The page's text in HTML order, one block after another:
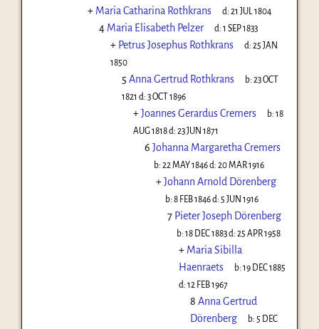
+ Maria Catharina Rothkrans d:21 JUL 1804
4 Maria Elisabeth Pelzer d:1 SEP 1833
+ Petrus Josephus Rothkrans d:25 JAN
1850
5 Anna Gertrud Rothkrans b:23 OCT
1821 d: 3 OCT 1896
+Joannes Gerardus Cremers b:18
AUG 1818d: 23 JUN 1871
6 Johanna Margaretha Cremers
b:22 MAY 1846d:20 MAR 1916
+Johann Arnold Dörenberg
b:8 FEB 1846d: 5 JUN 1916
7 Pieter Joseph Dörenberg
b:18 DEC 1883d:25 APR 1958
+ Maria Sibilla
Haenraets
b:19 DEC 1885
d: 12 FEB 1967
8 Anna Gertrud
Dörenberg
b: 5 DEC